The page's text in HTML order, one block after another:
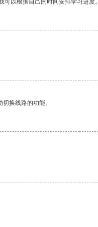
以根据自己的时间安排学习进度。
换线路的功能。